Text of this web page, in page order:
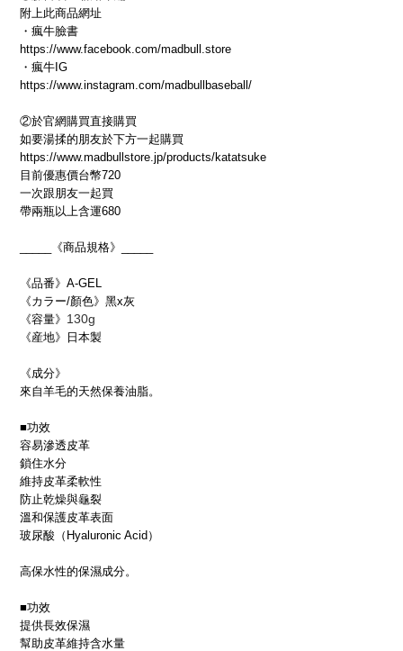
附上此商品網址
・瘋牛臉書
https://www.facebook.com/madbull.store
・瘋牛IG
https://www.instagram.com/madbullbaseball/
②於官網購買直接購買
如要湯揉的朋友於下方一起購買
https://www.madbullstore.jp/products/katatsuke
目前優惠價台幣720
一次跟朋友一起買
帶兩瓶以上含運680
_____《商品規格》_____
《品番》A-GEL
《カラー/顏色》黑x灰
《容量》 130g
《産地》日本製
《成分》
來自羊毛的天然保養油脂。
■功效
容易滲透皮革
鎖住水分
維持皮革柔軟性
防止乾燥與龜裂
溫和保護皮革表面
玻尿酸（Hyaluronic Acid）
高保水性的保濕成分。
■功效
提供長效保濕
幫助皮革維持含水量